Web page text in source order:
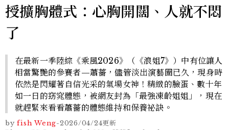
授擴胸體式：心胸開闊、人就不悶
了
在最新一季陸綜《乘風2026》（《浪姐7》）中有位讓人
相當驚艷的參賽者—蕭薔，儘管淡出演藝圈已久，現身時
依然是閃耀著自信光采的氣場女神！精緻的臉蛋、數十年
如一日的窈窕體態，被網友封為「最強凍齡姐姐」，現在
就趕緊來看看蕭薔的體態維持和保養祕訣。
by fish Weng-2026/04/24更新